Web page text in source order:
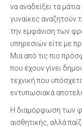
να αναδείξει τα
γυναίκες αναζητούν
την εμφάνιση των
υπηρεσιών είτε με
Μια από τις πιο
που έχουν γίνει
τεχνική που
εντυπωσιακά
Η διαμόρφωση των
αισθητικής, αλλά